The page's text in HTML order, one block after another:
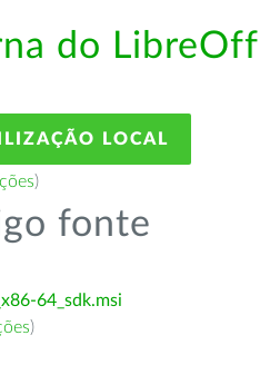
do
LOCAL
)
fonte
64_sdk.msi
)